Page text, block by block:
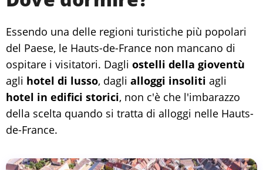
Essendo una delle regioni turistiche più popolari
del Paese, le Hauts-de-France non mancano di
ospitare i visitatori. Dagli ostelli della gioventù
agli hotel di lusso, dagli alloggi insoliti agli
hotel in edifici storici, non c'è che l'imbarazzo
della scelta quando si tratta di alloggi nelle Hauts-
de-France.